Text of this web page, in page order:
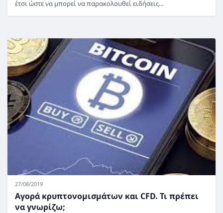
έτσι ώστε να μπορεί να παρακολουθεί ειδήσεις…
27/08/2019
Αγορά κρυπτονομισμάτων και CFD. Τι πρέπει
να γνωρίζω;